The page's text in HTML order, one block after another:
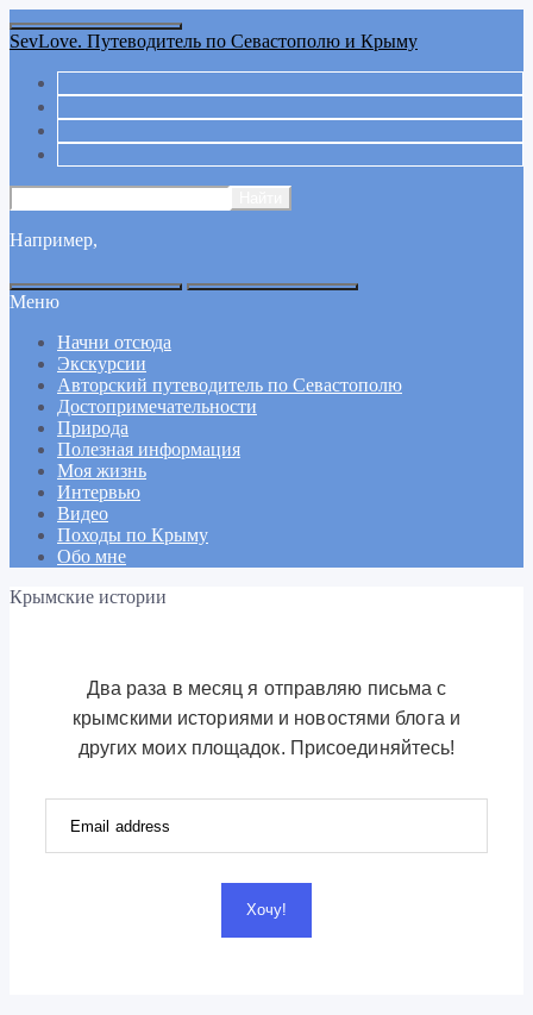
SevLove. Путеводитель по Севастополю и Крыму
Например,
Меню
Начни отсюда
Экскурсии
Авторский путеводитель по Севастополю
Достопримечательности
Природа
Полезная информация
Моя жизнь
Интервью
Видео
Походы по Крыму
Обо мне
Крымские истории
Два раза в месяц я отправляю письма с
крымскими историями и новостями блога и
других моих площадок. Присоединяйтесь!
Хочу!